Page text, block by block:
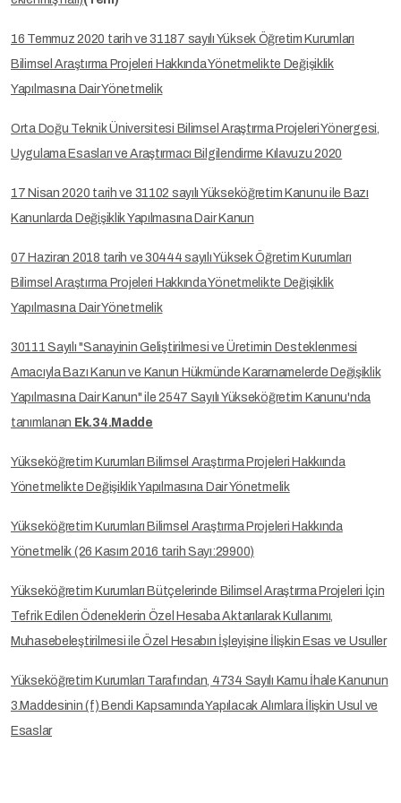
16 Temmuz 2020 tarih ve 31187 sayılı Yüksek Öğretim Kurumları
Bilimsel Araştırma Projeleri Hakkında Yönetmelikte Değişiklik
Yapılmasına Dair Yönetmelik
Orta Doğu Teknik Üniversitesi Bilimsel Araştırma Projeleri Yönergesi,
Uygulama Esasları ve Araştırmacı Bilgilendirme Kılavuzu 2020
17 Nisan 2020 tarih ve 31102 sayılı Yükseköğretim Kanunu ile Bazı
Kanunlarda Değişiklik Yapılmasına Dair Kanun
07 Haziran 2018 tarih ve 30444 sayılı Yüksek Öğretim Kurumları
Bilimsel Araştırma Projeleri Hakkında Yönetmelikte Değişiklik
Yapılmasına Dair Yönetmelik
30111 Sayılı "Sanayinin Geliştirilmesi ve Üretimin Desteklenmesi
Amacıyla Bazı Kanun ve Kanun Hükmünde Kararnamelerde Değişiklik
Yapılmasına Dair Kanun" ile 2547 Sayılı Yükseköğretim Kanunu'nda
tanımlanan Ek.34.Madde
Yükseköğretim Kurumları Bilimsel Araştırma Projeleri Hakkıında
Yönetmelikte Değişiklik Yapılmasına Dair Yönetmelik
Yükseköğretim Kurumları Bilimsel Araştırma Projeleri Hakkında
Yönetmelik (26 Kasım 2016 tarih Sayı:29900)
Yükseköğretim Kurumları Bütçelerinde Bilimsel Araştırma Projeleri İçin
Tefrik Edilen Ödeneklerin Özel Hesaba Aktarılarak Kullanımı,
Muhasebeleştirilmesi ile Özel Hesabın İşleyişine İlişkin Esas ve Usuller
Yükseköğretim Kurumları Tarafından, 4734 Sayılı Kamu İhale Kanunun
3.Maddesinin (f) Bendi Kapsamında Yapılacak Alımlara İlişkin Usul ve
Esaslar